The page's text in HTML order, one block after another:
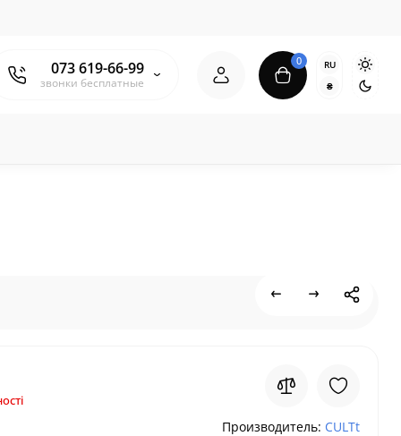
073 619-66-99
звонки бесплатные
0
RU
₴
Производитель: CULTt